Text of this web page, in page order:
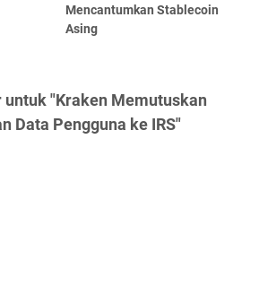
Mencantumkan Stablecoin
Asing
"Kraken Memutuskan
Data Pengguna ke IRS"